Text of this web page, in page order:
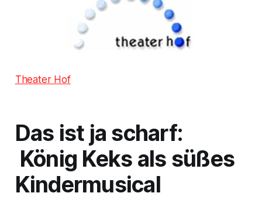
Theater Hof
Das ist ja scharf:
König Keks als süßes
Kindermusical